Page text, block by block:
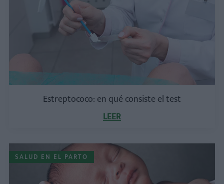
Estreptococo: en qué consiste el test
LEER
SALUD EN EL PARTO